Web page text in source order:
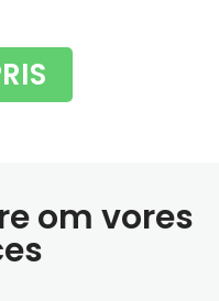
om vores